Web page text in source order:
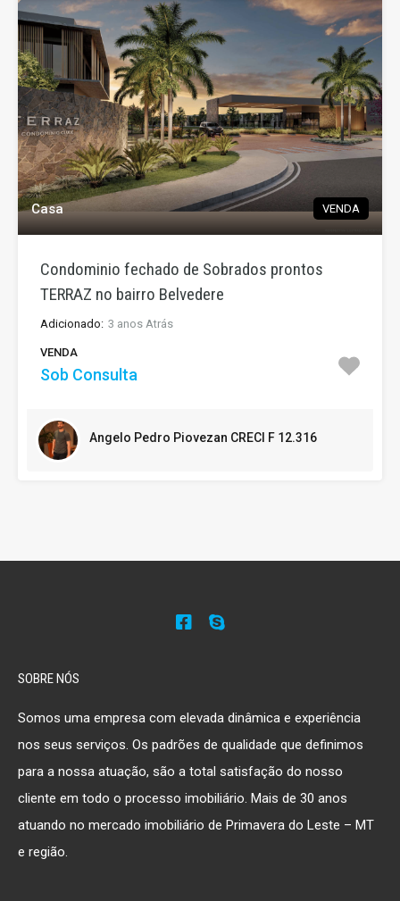
Casa VENDA
Condominio fechado de Sobrados prontos
TERRAZ no bairro Belvedere
Adicionado: 3 anos Atrás
VENDA
Sob Consulta
Angelo Pedro Piovezan CRECI F 12.316
SOBRE NÓS
Somos uma empresa com elevada dinâmica e experiência
nos seus serviços. Os padrões de qualidade que definimos
para a nossa atuação, são a total satisfação do nosso
cliente em todo o processo imobiliário. Mais de 30 anos
atuando no mercado imobiliário de Primavera do Leste – MT
e região.